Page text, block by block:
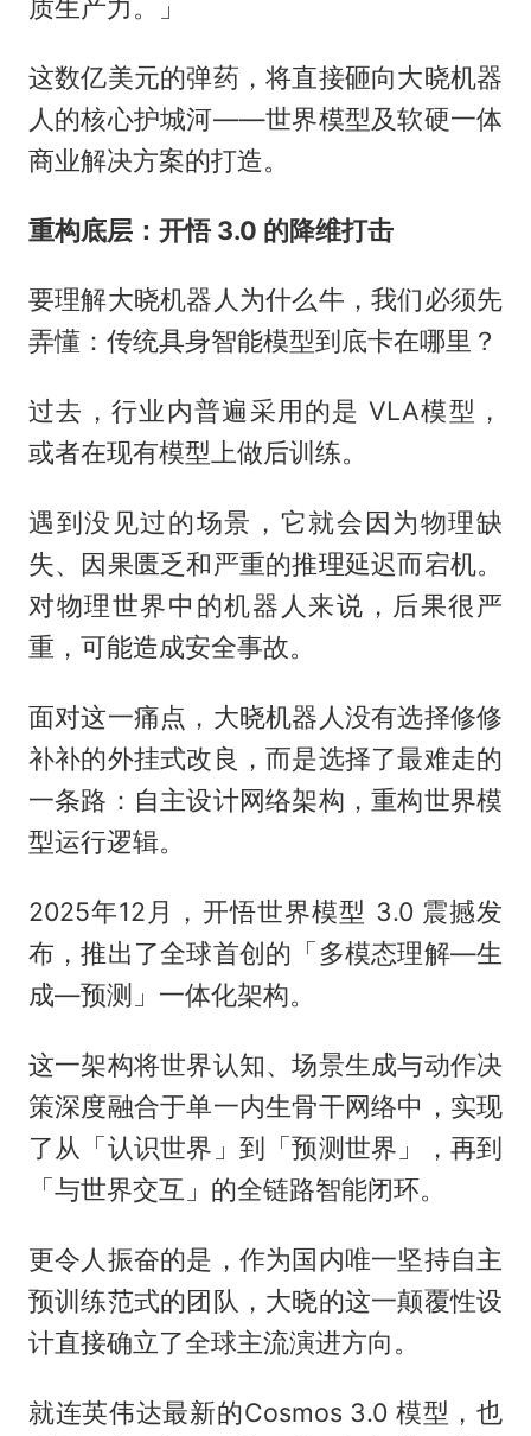
质生产力。」
这数亿美元的弹药，将直接砸向大晓机器
人的核心护城河——世界模型及软硬一体
商业解决方案的打造。
重构底层：开悟 3.0 的降维打击
要理解大晓机器人为什么牛，我们必须先
弄懂：传统具身智能模型到底卡在哪里？
过去，行业内普遍采用的是 VLA模型，
或者在现有模型上做后训练。
遇到没见过的场景，它就会因为物理缺
失、因果匮乏和严重的推理延迟而宕机。
对物理世界中的机器人来说，后果很严
重，可能造成安全事故。
面对这一痛点，大晓机器人没有选择修修
补补的外挂式改良，而是选择了最难走的
一条路：自主设计网络架构，重构世界模
型运行逻辑。
2025年12月，开悟世界模型 3.0 震撼发
布，推出了全球首创的「多模态理解—生
成—预测」一体化架构。
这一架构将世界认知、场景生成与动作决
策深度融合于单一内生骨干网络中，实现
了从「认识世界」到「预测世界」，再到
「与世界交互」的全链路智能闭环。
更令人振奋的是，作为国内唯一坚持自主
预训练范式的团队，大晓的这一颠覆性设
计直接确立了全球主流演进方向。
就连英伟达最新的Cosmos 3.0 模型，也